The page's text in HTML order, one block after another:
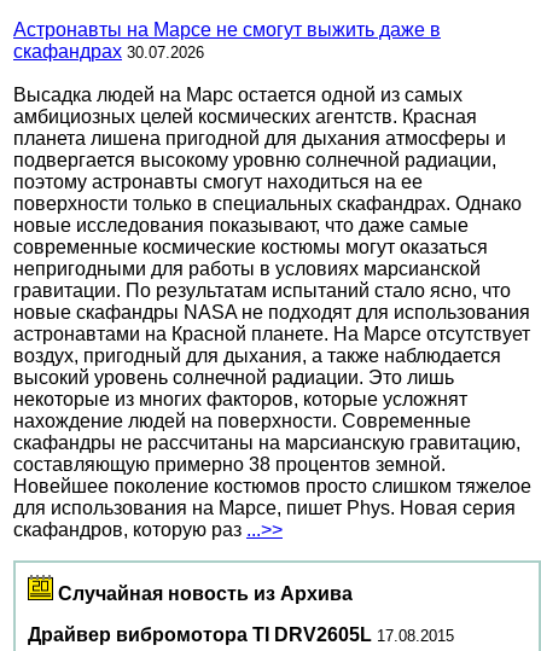
Астронавты на Марсе не смогут выжить даже в
скафандрах 30.07.2026
Высадка людей на Марс остается одной из самых
амбициозных целей космических агентств. Красная
планета лишена пригодной для дыхания атмосферы и
подвергается высокому уровню солнечной радиации,
поэтому астронавты смогут находиться на ее
поверхности только в специальных скафандрах. Однако
новые исследования показывают, что даже самые
современные космические костюмы могут оказаться
непригодными для работы в условиях марсианской
гравитации. По результатам испытаний стало ясно, что
новые скафандры NASA не подходят для использования
астронавтами на Красной планете. На Марсе отсутствует
воздух, пригодный для дыхания, а также наблюдается
высокий уровень солнечной радиации. Это лишь
некоторые из многих факторов, которые усложнят
нахождение людей на поверхности. Современные
скафандры не рассчитаны на марсианскую гравитацию,
составляющую примерно 38 процентов земной.
Новейшее поколение костюмов просто слишком тяжелое
для использования на Марсе, пишет Phys. Новая серия
скафандров, которую раз ...>>
Случайная новость из Архива
Драйвер вибромотора TI DRV2605L 17.08.2015